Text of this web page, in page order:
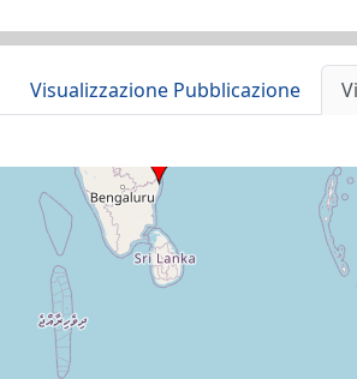
Visualizzazione Pubblicazione